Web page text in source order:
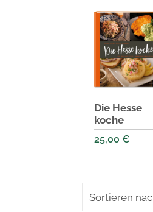
Die Hesse
koche
25,00€
Sortieren